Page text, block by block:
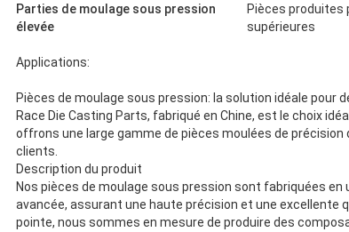
Parties de moulage sous pression
élevée
Pièces produites
supérieures
Applications:
Pièces de moulage sous pression: la solution idéale
Race Die Casting Parts, fabriqué en Chine, est le choix
offrons une large gamme de pièces moulées de
clients.
Description du produit
Nos pièces de moulage sous pression sont fabriquées
avancée, assurant une haute précision et une
pointe, nous sommes en mesure de produire des